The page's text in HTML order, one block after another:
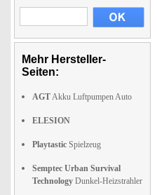
Mehr Hersteller-
Seiten:
AGTAkku Luftpumpen Auto
ELESION
Playtastic Spielzeug
Semptec Urban Survival
Technology Dunkel-Heizstrahler